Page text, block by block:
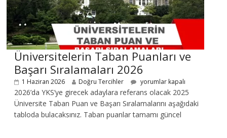
Üniversitelerin Taban Puanları ve
Başarı Sıralamaları 2026
1 Haziran 2026 Doğru Tercihler yorumlar kapalı
2026’da YKS’ye girecek adaylara referans olacak 2025
Üniversite Taban Puan ve Başarı Sıralamalarını aşağıdaki
tabloda bulacaksınız. Taban puanlar tamamı güncel